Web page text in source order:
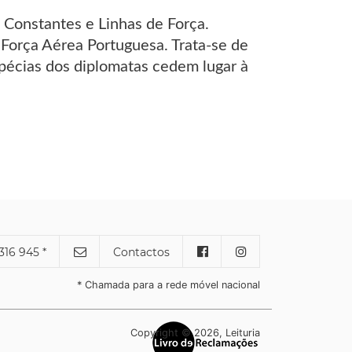
e Linhas de Força.
Aérea Portuguesa. Trata-se de
dos diplomatas cedem lugar à
945 * Contactos
* Chamada para a rede móvel nacional
Copyright © 2026, Leituria